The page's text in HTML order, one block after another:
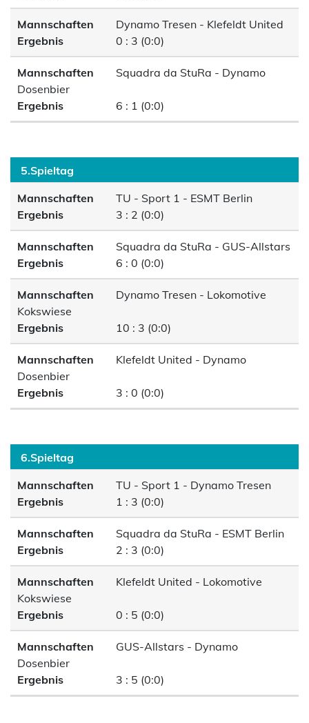
Mannschaften
Dynamo Tresen - Klefeldt United
Ergebnis
0 : 3 (0:0)
Mannschaften
Squadra da StuRa - Dynamo
Dosenbier
Ergebnis
6 : 1 (0:0)
5.Spieltag
Mannschaften
TU - Sport 1 - ESMT Berlin
Ergebnis
3 : 2 (0:0)
Mannschaften
Squadra da StuRa - GUS-Allstars
Ergebnis
6 : 0 (0:0)
Mannschaften
Dynamo Tresen - Lokomotive
Kokswiese
Ergebnis
10 : 3 (0:0)
Mannschaften
Klefeldt United - Dynamo
Dosenbier
Ergebnis
3 : 0 (0:0)
6.Spieltag
Mannschaften
TU - Sport 1 - Dynamo Tresen
Ergebnis
1 : 3 (0:0)
Mannschaften
Squadra da StuRa - ESMT Berlin
Ergebnis
2 : 3 (0:0)
Mannschaften
Klefeldt United - Lokomotive
Kokswiese
Ergebnis
0 : 5 (0:0)
Mannschaften
GUS-Allstars - Dynamo
Dosenbier
Ergebnis
3 : 5 (0:0)